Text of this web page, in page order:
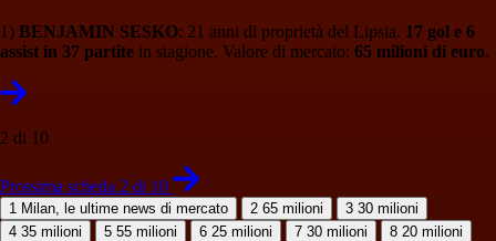
1) BENJAMIN SESKO: 21 anni di proprietà del Lipsia. 17 gol e 6
assist in 37 partite in stagione. Valore di mercato: 65 milioni di euro.
2 di 10
Prossima scheda 2 di 10
1 Milan, le ultime news di mercato 2 65 milioni 3 30 milioni
4 35 milioni 5 55 milioni 6 25 milioni 7 30 milioni 8 20 milioni